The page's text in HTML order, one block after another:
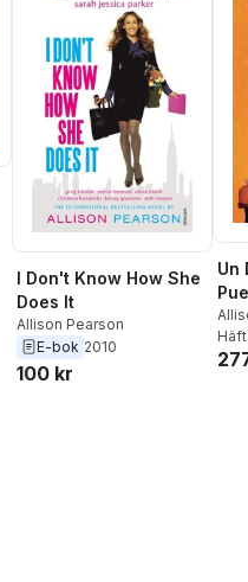
I Don't Know How She
Does It
Allison Pearson
E-bok 2010
100 kr
Un